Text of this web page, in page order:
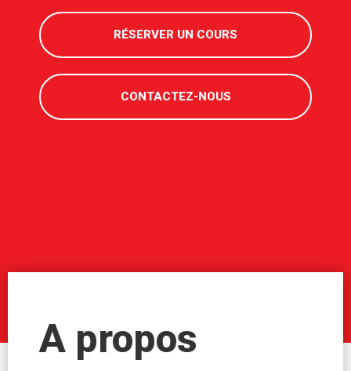
RÉSERVER UN COURS
CONTACTEZ-NOUS
A propos